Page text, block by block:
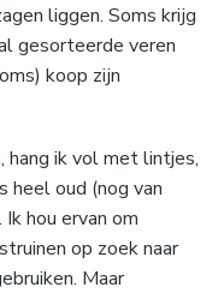
liggen. Soms krijg
gesorteerde veren
koop zijn
hang ik vol met lintjes,
heel oud (nog van
hou ervan om
op zoek naar
Maar